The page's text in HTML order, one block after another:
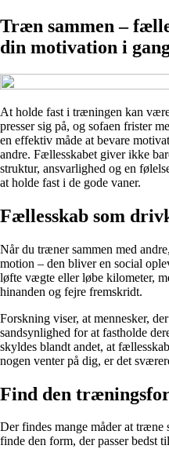
Træn sammen –
din motivation i
At holde fast i træningen kan
presser sig på, og sofaen frister
en effektiv måde at bevare
andre. Fællesskabet giver ikke
struktur, ansvarlighed og en
at holde fast i de gode vaner.
Fællesskab som
Når du træner sammen med
motion – den bliver en social
løfte vægte eller løbe kilometer,
hinanden og fejre fremskridt.
Forskning viser, at mennesker,
sandsynlighed for at fastholde
skyldes blandt andet, at
nogen venter på dig, er det
Find den
Der findes mange måder at træne
finde den form, der passer bedst